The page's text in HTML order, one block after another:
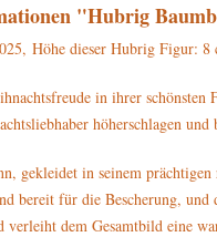
"Hubrig
Höhe dieser Hubrig Figur: 8
in ihrer schönsten
höherschlagen
gekleidet in seinem
bereit für die Bescherung,
verleiht dem Gesamtbild eine